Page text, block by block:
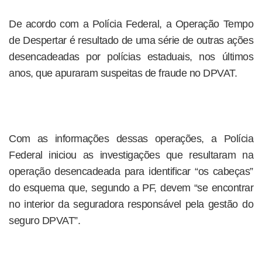
De acordo com a Polícia Federal, a Operação Tempo
de Despertar é resultado de uma série de outras ações
desencadeadas por polícias estaduais, nos últimos
anos, que apuraram suspeitas de fraude no DPVAT.
Com as informações dessas operações, a Polícia
Federal iniciou as investigações que resultaram na
operação desencadeada para identificar “os cabeças”
do esquema que, segundo a PF, devem “se encontrar
no interior da seguradora responsável pela gestão do
seguro DPVAT”.